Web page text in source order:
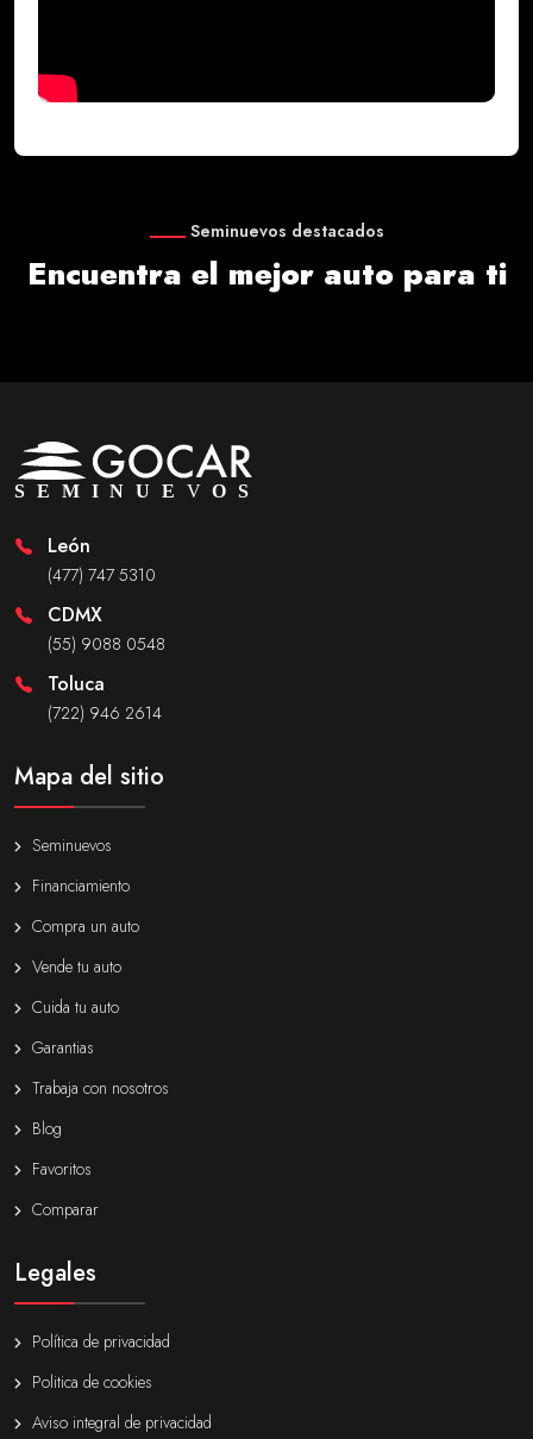
Seminuevos destacados
Encuentra el mejor auto para ti
León
(477) 747 5310
CDMX
(55) 9088 0548
Toluca
(722) 946 2614
Mapa del sitio
Seminuevos
Financiamiento
Compra un auto
Vende tu auto
Cuida tu auto
Garantias
Trabaja con nosotros
Blog
Favoritos
Comparar
Legales
Política de privacidad
Politica de cookies
Aviso integral de privacidad